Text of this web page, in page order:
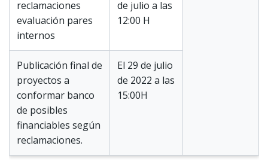
reclamaciones
evaluación pares
internos
de julio a las
12:00 H
Publicación final de
proyectos a
conformar banco
de posibles
financiables según
reclamaciones.
El 29 de julio
de 2022 a las
15:00H